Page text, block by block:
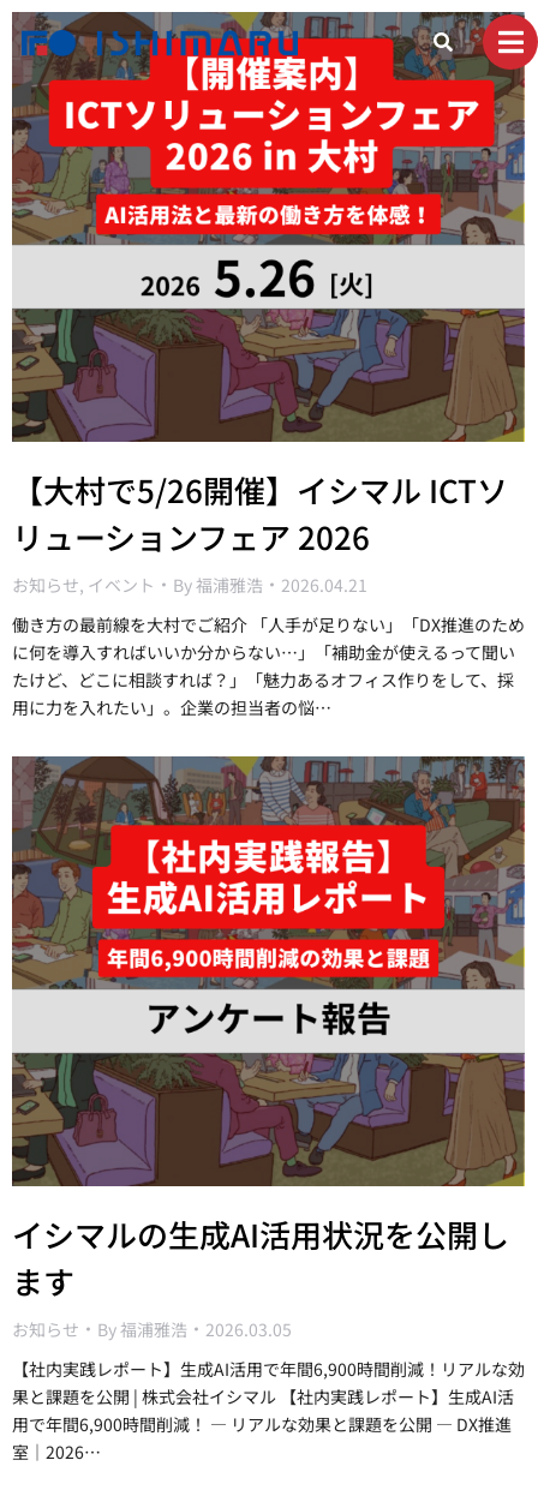
【大村で5/26開催】イシマル ICTソ
リューションフェア 2026
お知らせ, イベント By福浦雅浩
2026.04.21
働き方の最前線を大村でご紹介 「人手が足りない」「DX推進のため
に何を導入すればいいか分からない…」「補助金が使えるって聞い
たけど、どこに相談すれば？」「魅力あるオフィス作りをして、採
用に力を入れたい」。企業の担当者の悩…
イシマルの生成AI活用状況を公開し
ます
お知らせ By福浦雅浩
2026.03.05
【社内実践レポート】生成AI活用で年間6,900時間削減！リアルな効
果と課題を公開 | 株式会社イシマル 【社内実践レポート】生成AI活
用で年間6,900時間削減！ ― リアルな効果と課題を公開 ― DX推進
室｜2026…